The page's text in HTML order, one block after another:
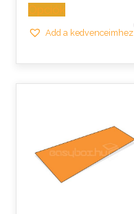
Opciók
Add a kedvenceimhez